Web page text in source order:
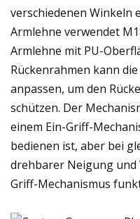
verschiedenen Winkeln
Armlehne verwendet
Armlehne mit PU-
Rückenrahmen kann
anpassen, um den
schützen. Der
einem Ein-Griff-
bedienen ist, aber bei
drehbarer Neigung und
Griff-Mechanismus